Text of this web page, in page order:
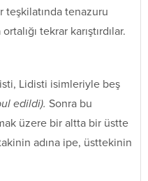
teşkilatında tenazuru
tekrar karıştırdılar.
Lidisti isimleriyle beş
edildi). Sonra bu
üzere bir altta bir üstte
adına ipe, üsttekinin